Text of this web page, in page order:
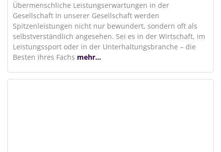
Übermenschliche Leistungserwartungen in der
Gesellschaft In unserer Gesellschaft werden
Spitzenleistungen nicht nur bewundert, sondern oft als
selbstverständlich angesehen. Sei es in der Wirtschaft, im
Leistungssport oder in der Unterhaltungsbranche – die
Besten ihres Fachs mehr...